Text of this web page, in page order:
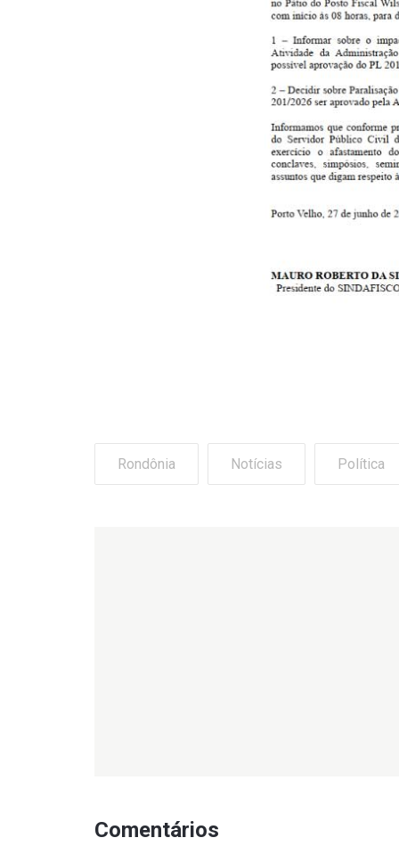
Rondônia Notícias Política
Comentários